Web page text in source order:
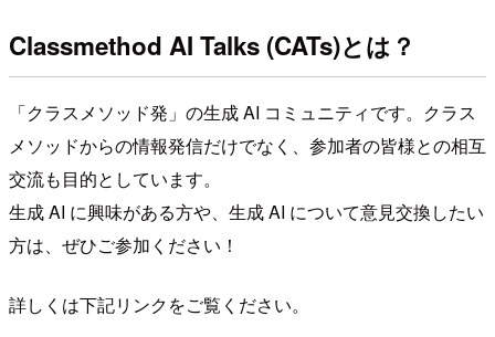
Classmethod AI Talks (CATs)とは？
「クラスメソッド発」の生成 AI コミュニティです。クラス
メソッドからの情報発信だけでなく、参加者の皆様との相互
交流も目的としています。
生成 AI に興味がある方や、生成 AI について意見交換したい
方は、ぜひご参加ください！
詳しくは下記リンクをご覧ください。